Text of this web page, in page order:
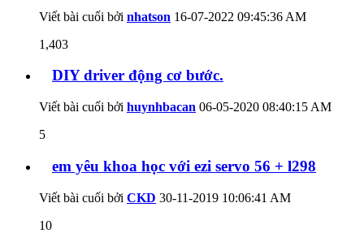
Viết bài cuối bởi nhatson 16-07-2022 09:45:36 AM
1,403
DIY driver động cơ bước.
Viết bài cuối bởi huynhbacan 06-05-2020 08:40:15 AM
5
em yêu khoa học với ezi servo 56 + l298
Viết bài cuối bởi CKD 30-11-2019 10:06:41 AM
10